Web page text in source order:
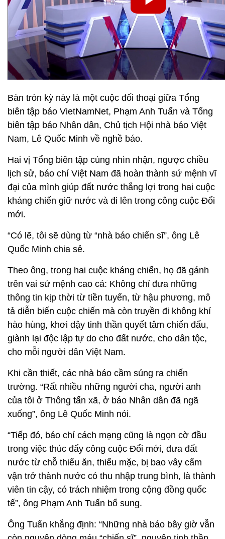
Bàn tròn kỳ này là một cuộc đối thoại giữa Tổng
biên tập báo VietNamNet, Phạm Anh Tuấn và Tổng
biên tập báo Nhân dân, Chủ tịch Hội nhà báo Việt
Nam, Lê Quốc Minh về nghề báo.
Hai vị Tổng biên tập cùng nhìn nhận, ngược chiều
lịch sử, báo chí Việt Nam đã hoàn thành sứ mệnh vĩ
đại của mình giúp đất nước thắng lợi trong hai cuộc
kháng chiến giữ nước và đi lên trong công cuộc Đổi
mới.
“Có lẽ, tôi sẽ dùng từ “nhà báo chiến sĩ”, ông Lê
Quốc Minh chia sẻ.
Theo ông, trong hai cuộc kháng chiến, họ đã gánh
trên vai sứ mệnh cao cả: Không chỉ đưa những
thông tin kịp thời từ tiền tuyến, từ hậu phương, mô
tả diễn biến cuộc chiến mà còn truyền đi không khí
hào hùng, khơi dậy tinh thần quyết tâm chiến đấu,
giành lại độc lập tự do cho đất nước, cho dân tộc,
cho mỗi người dân Việt Nam.
Khi cần thiết, các nhà báo cầm súng ra chiến
trường. “Rất nhiều những người cha, người anh
của tôi ở Thông tấn xã, ở báo Nhân dân đã ngã
xuống”, ông Lê Quốc Minh nói.
“Tiếp đó, báo chí cách mạng cũng là ngọn cờ đầu
trong việc thúc đẩy công cuộc Đổi mới, đưa đất
nước từ chỗ thiếu ăn, thiếu mặc, bị bao vây cấm
vận trở thành nước có thu nhập trung bình, là thành
viên tin cậy, có trách nhiệm trong cộng đồng quốc
tế”, ông Phạm Anh Tuấn bổ sung.
Ông Tuấn khẳng định: “Những nhà báo bây giờ vẫn